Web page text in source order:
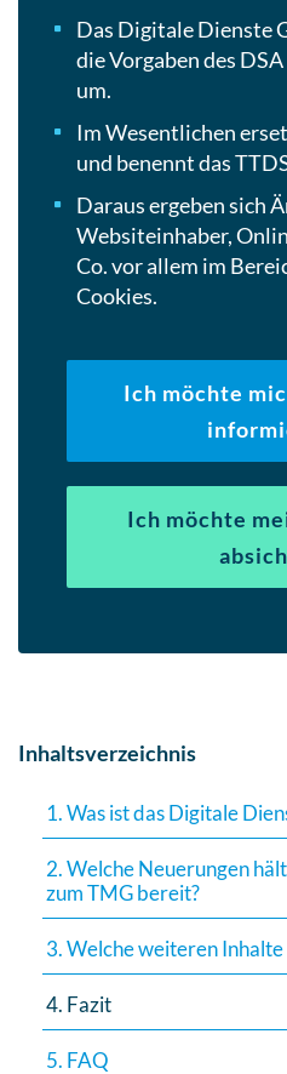
Das Digitale Dienste
die Vorgaben des
um.
Im Wesentlichen
und benennt das
Daraus ergeben sich
Websiteinhaber,
Co. vor allem im
Cookies.
Ich möchte
Ich möchte
Inhaltsverzeichnis
1. Was ist das Digitale
2. Welche Neuerungen
zum TMG bereit?
3. Welche weiteren Inhalte
4. Fazit
5. FAQ